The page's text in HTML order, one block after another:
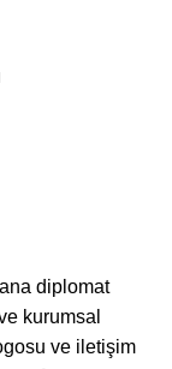
diplomat
kurumsal
ve iletişim